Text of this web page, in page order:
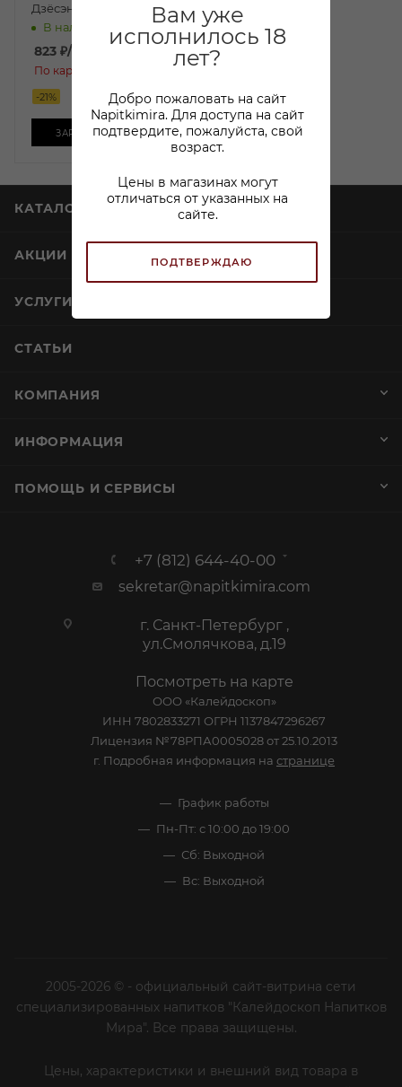
Вам уже
исполнилось 18
лет?
Добро пожаловать на сайт
Napitkimira. Для доступа на сайт
подтвердите, пожалуйста, свой
возраст.
Цены в магазинах могут
отличаться от указанных на
сайте.
ПОДТВЕРЖДАЮ
Дзёсэн Намачозу 0,3л
В наличии:
823 ₽/шт
По карте:
-21%
ЗАРЕЗЕРВИРОВАТЬ
КАТАЛОГ
АКЦИИ
УСЛУГИ
СТАТЬИ
КОМПАНИЯ
ИНФОРМАЦИЯ
ПОМОЩЬ И СЕРВИСЫ
+7 (812) 644-40-00
sekretar@napitkimira.com
г. Санкт-Петербург ,
ул.Смолячкова, д.19
Посмотреть на карте
ООО «Калейдоскоп»
ИНН 7802833271 ОГРН 1137847296267
Лицензия №78РПА0005028 от 25.10.2013
г. Подробная информация на странице
График работы
Пн-Пт: с 10:00 до 19:00
Сб: Выходной
Вс: Выходной
2005-2026 © - официальный сайт-витрина сети
специализированных напитков "Калейдоскоп Напитков
Мира". Все права защищены.
Цены, характеристики и внешний вид товара в